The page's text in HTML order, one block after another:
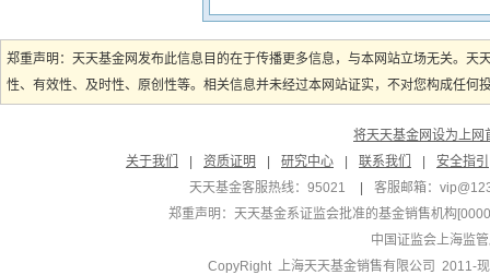
郑重声明：天天基金网发布此信息目的在于传播更多信息，与本网站立场无关。
性、有效性、及时性、原创性等。相关信息并未经过本网站证实，不对您构成任
将天天基金网设为上网
关于我们
资质证明 研究中心 联系我们
安全指引
天天基金客服热线：95021
客服邮箱：
郑重声明： 天天基金系证监会批准的基金销售机构
中国证监会上海监
CopyRight 上海天天基金销售有限公司 2011-